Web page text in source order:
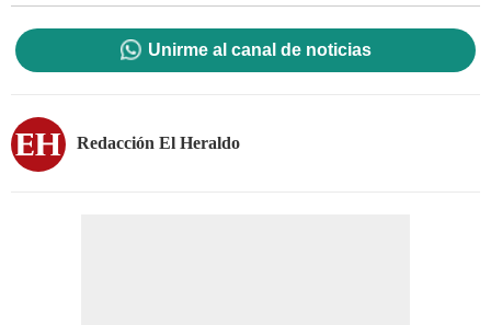
Unirme al canal de noticias
Redacción El Heraldo